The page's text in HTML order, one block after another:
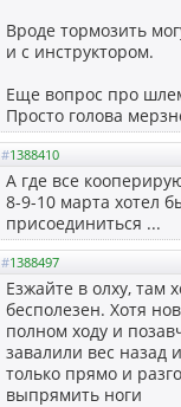
Вроде тормозить
и с инструктором.
Еще вопрос про
Просто голова
#1388410
А где все
8-9-10 марта хотел
присоединиться ...
#1388497
Езжайте в олху,
бесполезен. Хотя
полном ходу и
завалили вес назад
только прямо и
выпрямить ноги